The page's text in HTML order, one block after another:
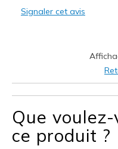
View On Shoes
Signaler cet avis
Que
ce produit ?